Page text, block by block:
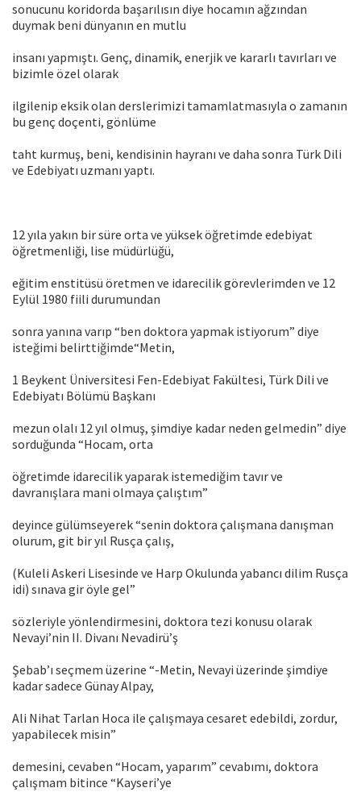
sonucunu koridorda başarılısın diye hocamın ağzından
duymak beni dünyanın en mutlu
insanı yapmıştı. Genç, dinamik, enerjik ve kararlı tavırları ve
bizimle özel olarak
ilgilenip eksik olan derslerimizi tamamlatmasıyla o zamanın
bu genç doçenti, gönlüme
taht kurmuş, beni, kendisinin hayranı ve daha sonra Türk Dili
ve Edebiyatı uzmanı yaptı.
12 yıla yakın bir süre orta ve yüksek öğretimde edebiyat
öğretmenliği, lise müdürlüğü,
eğitim enstitüsü öretmen ve idarecilik görevlerimden ve 12
Eylül 1980 fiili durumundan
sonra yanına varıp “ben doktora yapmak istiyorum” diye
isteğimi belirttiğimde“Metin,
1 Beykent Üniversitesi Fen-Edebiyat Fakültesi, Türk Dili ve
Edebiyatı Bölümü Başkanı
mezun olalı 12 yıl olmuş, şimdiye kadar neden gelmedin” diye
sorduğunda “Hocam, orta
öğretimde idarecilik yaparak istemediğim tavır ve
davranışlara mani olmaya çalıştım”
deyince gülümseyerek “senin doktora çalışmana danışman
olurum, git bir yıl Rusça çalış,
(Kuleli Askeri Lisesinde ve Harp Okulunda yabancı dilim Rusça
idi) sınava gir öyle gel”
sözleriyle yönlendirmesini, doktora tezi konusu olarak
Nevayi’nin II. Divanı Nevadirü’ş
Şebab’ı seçmem üzerine “-Metin, Nevayi üzerinde şimdiye
kadar sadece Günay Alpay,
Ali Nihat Tarlan Hoca ile çalışmaya cesaret edebildi, zordur,
yapabilecek misin”
demesini, cevaben “Hocam, yaparım” cevabımı, doktora
çalışmam bitince “Kayseri’ye